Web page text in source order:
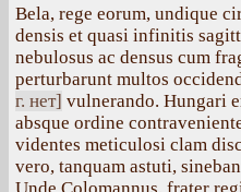
Bela, rege eorum, undique
densis et quasi infinitis
nebulosus ас densus cum
perturbarunt multos
г. нет] vulnerando. Hungari
absque ordine
videntes meticulosi clam
vero, tanquam astuti,